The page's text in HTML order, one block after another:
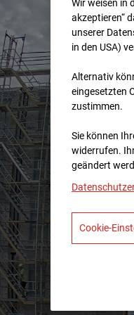
Wir weisen in
akzeptieren“
unserer
in den USA)
Alternativ
eingesetzten
zustimmen.
Sie können
widerrufen.
geändert
Cookie-